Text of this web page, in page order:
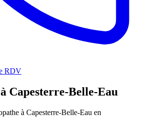
RDV
Capesterre-Belle-Eau
à Capesterre-Belle-Eau en